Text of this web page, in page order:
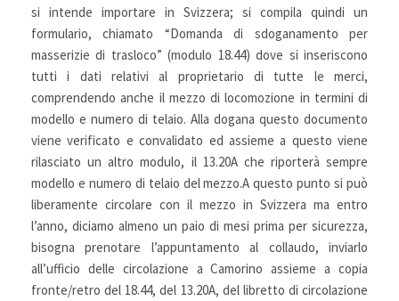
si intende importare in Svizzera; si compila quindi un
formulario, chiamato “Domanda di sdoganamento per
masserizie di trasloco” (modulo 18.44) dove si inseriscono
tutti i dati relativi al proprietario di tutte le merci,
comprendendo anche il mezzo di locomozione in termini di
modello e numero di telaio. Alla dogana questo documento
viene verificato e convalidato ed assieme a questo viene
rilasciato un altro modulo, il 13.20A che riporterà sempre
modello e numero di telaio del mezzo.A questo punto si può
liberamente circolare con il mezzo in Svizzera ma entro
l’anno, diciamo almeno un paio di mesi prima per sicurezza,
bisogna prenotare l’appuntamento al collaudo, inviarlo
all’ufficio delle circolazione a Camorino assieme a copia
fronte/retro del 18.44, del 13.20A, del libretto di circolazione